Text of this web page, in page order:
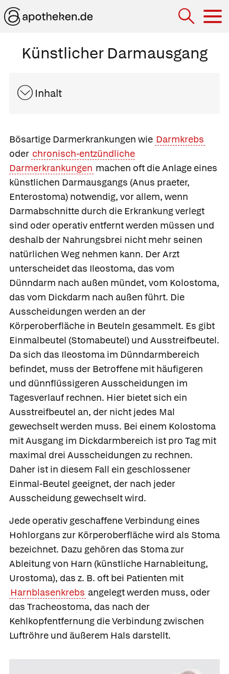
Künstlicher Darmausgang
Inhalt
Bösartige Darmerkrankungen wie Darmkrebs
oder chronisch-entzündliche
Darmerkrankungen machen oft die Anlage eines
künstlichen Darmausgangs (Anus praeter,
Enterostoma) notwendig, vor allem, wenn
Darmabschnitte durch die Erkrankung verlegt
sind oder operativ entfernt werden müssen und
deshalb der Nahrungsbrei nicht mehr seinen
natürlichen Weg nehmen kann. Der Arzt
unterscheidet das Ileostoma, das vom
Dünndarm nach außen mündet, vom Kolostoma,
das vom Dickdarm nach außen führt. Die
Ausscheidungen werden an der
Körperoberfläche in Beuteln gesammelt. Es gibt
Einmalbeutel (Stomabeutel) und Ausstreifbeutel.
Da sich das Ileostoma im Dünndarmbereich
befindet, muss der Betroffene mit häufigeren
und dünnflüssigeren Ausscheidungen im
Tagesverlauf rechnen. Hier bietet sich ein
Ausstreifbeutel an, der nicht jedes Mal
gewechselt werden muss. Bei einem Kolostoma
mit Ausgang im Dickdarmbereich ist pro Tag mit
maximal drei Ausscheidungen zu rechnen.
Daher ist in diesem Fall ein geschlossener
Einmal-Beutel geeignet, der nach jeder
Ausscheidung gewechselt wird.
Jede operativ geschaffene Verbindung eines
Hohlorgans zur Körperoberfläche wird als Stoma
bezeichnet. Dazu gehören das Stoma zur
Ableitung von Harn (künstliche Harnableitung,
Urostoma), das z. B. oft bei Patienten mit
Harnblasenkrebs angelegt werden muss, oder
das Tracheostoma, das nach der
Kehlkopfentfernung die Verbindung zwischen
Luftröhre und äußerem Hals darstellt.